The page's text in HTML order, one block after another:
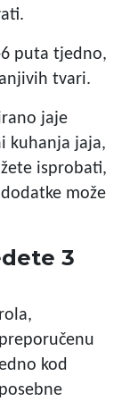
puta tjedno,
tvari.
jaje
kuhanja jaja,
isprobati,
može
3
kod